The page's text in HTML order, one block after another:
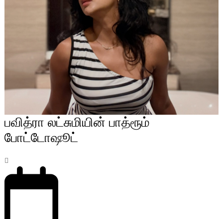
பவித்ரா லட்சுமியின் பாத்ரூம்
போட்டோஷூட்